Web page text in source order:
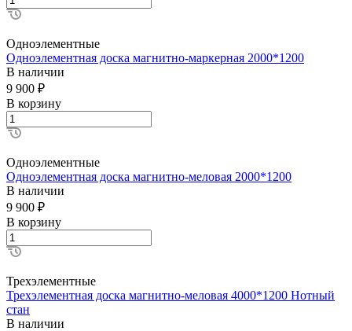
Одноэлементные
Одноэлементная доска магнитно-маркерная 2000*1200
В наличии
9 900 ₽
В корзину
Одноэлементные
Одноэлементная доска магнитно-меловая 2000*1200
В наличии
9 900 ₽
В корзину
Трехэлементные
Трехэлементная доска магнитно-меловая 4000*1200 Нотный
стан
В наличии